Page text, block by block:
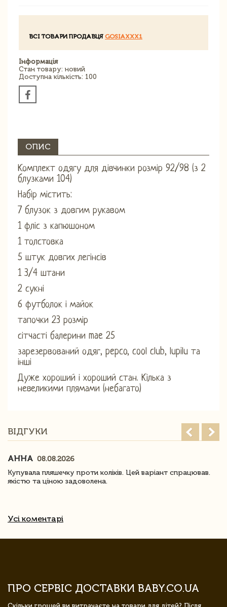
ВСІ ТОВАРИ ПРОДАВЦЯ GOSIAXXX1
Інформація
Стан товару: новий
Доступна кількість: 100
ОПИС
Комплект одягу для дівчинки розмір 92/98 (з 2
блузками 104)
Набір містить:
7 блузок з довгим рукавом
1 фліс з капюшоном
1 толстовка
5 штук довгих легінсів
1 3/4 штани
2 сукні
6 футболок і майок
тапочки 23 розмір
сітчасті балерини mae 25
зарезервований одяг, pepco, cool club, lupilu та
інші
Дуже хороший і хороший стан. Кілька з
невеликими плямами (небагато)
ВІДГУКИ
АННА 08.08.2026
Купувала пляшечку проти коліків. Цей варіант спрацював.
якістю та ціною задоволена.
Усі коментарі
ПРО СЕРВІС ДОСТАВКИ BABY.CO.UA